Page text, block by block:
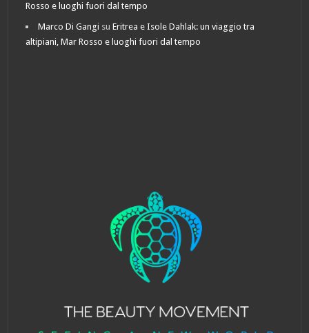
Rosso e luoghi fuori dal tempo
Marco Di Gangi suEritrea e Isole Dahlak: un viaggio tra
altipiani, Mar Rosso e luoghi fuori dal tempo